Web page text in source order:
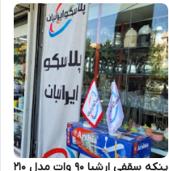
پنکه سقفی ارشیا ۹۰ وات مدل ۲۱۰